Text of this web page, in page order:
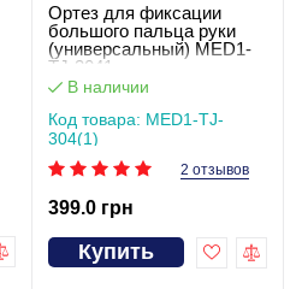
Ортез для фиксации
большого пальца руки
(универсальный) MED1-
TJ-3041
В наличии
Код товара: MED1-TJ-
304(1)
2 отзывов
399.0 грн
Купить